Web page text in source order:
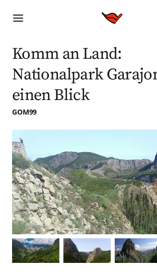
Komm an Land:
Nationalpark
einen Blick
GOM99